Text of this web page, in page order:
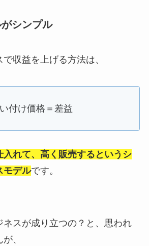
シンプル
収益を上げる方法は、
付け価格＝差益
入れて、高く販売するというシ
モデルです。
ネスが成り立つの？と、思われ
、